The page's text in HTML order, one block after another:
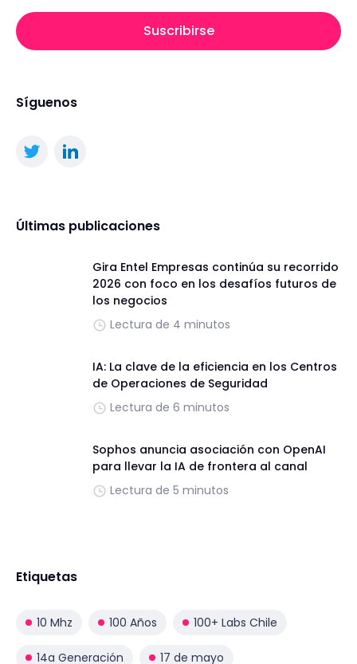
Suscribirse
Síguenos
Últimas publicaciones
Gira Entel Empresas continúa su recorrido
2026 con foco en los desafíos futuros de
los negocios
Lectura de 4 minutos
IA: La clave de la eficiencia en los Centros
de Operaciones de Seguridad
Lectura de 6 minutos
Sophos anuncia asociación con OpenAI
para llevar la IA de frontera al canal
Lectura de 5 minutos
Etiquetas
10 Mhz 100 Años 100+ Labs Chile
14a Generación 17 de mayo